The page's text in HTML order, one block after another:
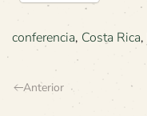
conferencia, Costa Rica,
Anterior